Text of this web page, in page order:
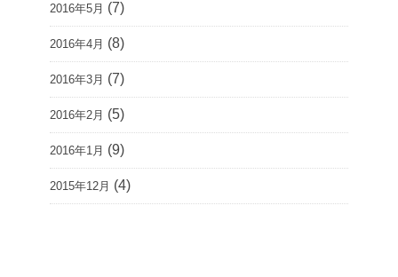
2016年5月 (7)
2016年4月 (8)
2016年3月 (7)
2016年2月 (5)
2016年1月 (9)
2015年12月 (4)